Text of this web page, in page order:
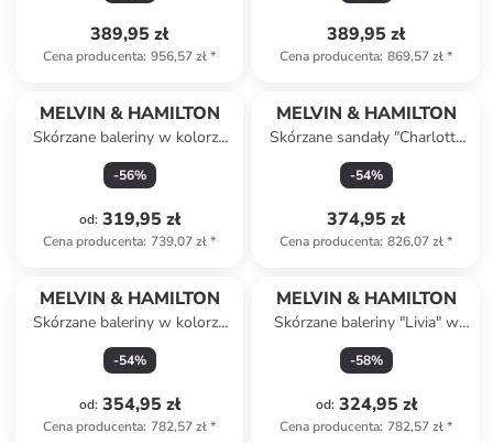
389,95 zł
Cena producenta: 956,57 zł*
389,95 zł
Cena producenta: 869,57 zł*
MELVIN & HAMILTON
Skórzane baleriny w kolorze
biało-czarnym
-56%
od: 319,95 zł
Cena producenta: 739,07 zł*
MELVIN & HAMILTON
Skórzane sandały "Charlotta
1" w kolorze jasnobrązowym
-54%
374,95 zł
Cena producenta: 826,07 zł*
MELVIN & HAMILTON
Skórzane baleriny w kolorze
błękitnym
-54%
od: 354,95 zł
Cena producenta: 782,57 zł*
MELVIN & HAMILTON
Skórzane baleriny "Livia" w
kolorze czarnym
-58%
od: 324,95 zł
Cena producenta: 782,57 zł*